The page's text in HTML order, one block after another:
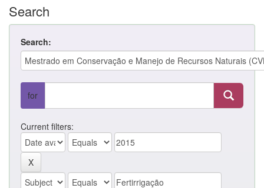
Search
Search:
for
Current filters: